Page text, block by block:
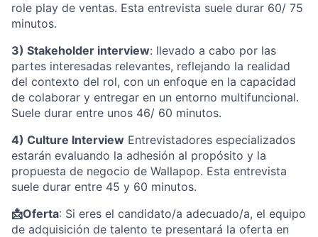
role play de ventas. Esta entrevista suele durar 60/ 75
minutos.
3) Stakeholder interview: llevado a cabo por las
partes interesadas relevantes, reflejando la realidad
del contexto del rol, con un enfoque en la capacidad
de colaborar y entregar en un entorno multifuncional.
Suele durar entre unos 46/ 60 minutos.
4) Culture Interview Entrevistadores especializados
estarán evaluando la adhesión al propósito y la
propuesta de negocio de Wallapop. Esta entrevista
suele durar entre 45 y 60 minutos.
📩Oferta: Si eres el candidato/a adecuado/a, el equipo
de adquisición de talento te presentará la oferta en